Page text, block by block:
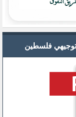
توجيهي فلسطين